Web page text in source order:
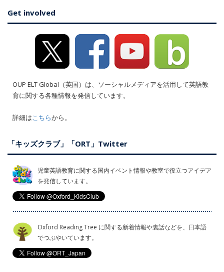
Get involved
OUP ELT Global（英国）は、ソーシャルメディアを活用して英語教
育に関する各種情報を発信しています。
詳細はこちらから。
「キッズクラブ」「ORT」Twitter
児童英語教育に関する国内イベント情報や教室で役立つアイデア
を発信しています。
Oxford Reading Tree に関する新着情報や裏話などを、日本語
でつぶやいています。